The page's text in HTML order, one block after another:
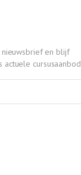
en blijf
cursusaanbod